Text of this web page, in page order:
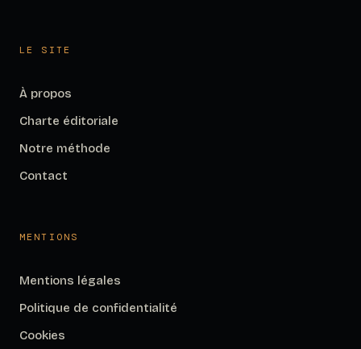
LE SITE
À propos
Charte éditoriale
Notre méthode
Contact
MENTIONS
Mentions légales
Politique de confidentialité
Cookies